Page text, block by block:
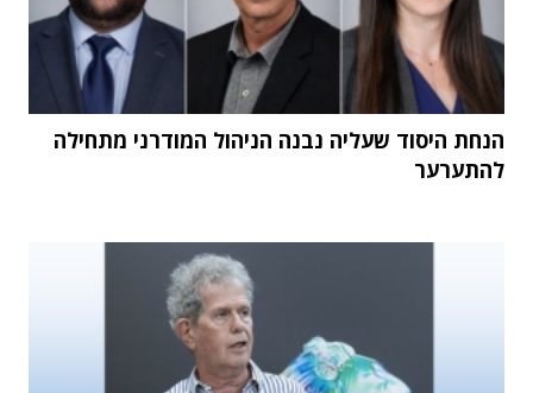
הנחת היסוד שעליה נבנה הניהול המודרני מתחילה
להתערער